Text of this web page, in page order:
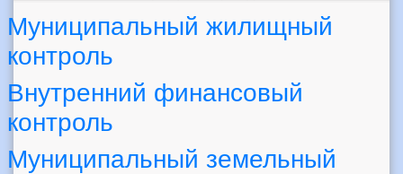
Муниципальный жилищный
контроль
Внутренний финансовый
контроль
Муниципальный земельный